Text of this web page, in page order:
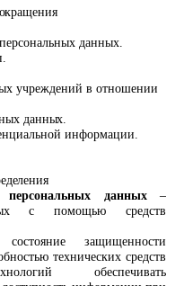
данных.
учреждений в отношении
данных.
информации.
персональных данных –
с помощью средств
защищенности
технических средств
обеспечивать